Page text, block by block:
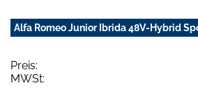
Alfa Romeo Junior Ibrida 48V-Hybrid
Preis:
MWSt: